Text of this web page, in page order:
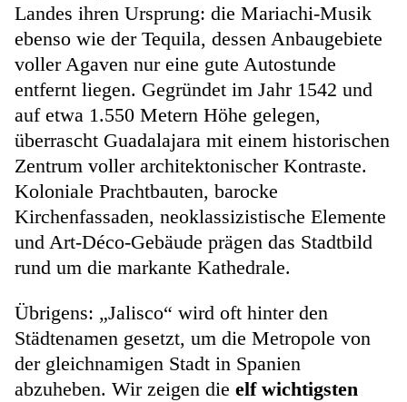
Landes ihren Ursprung: die Mariachi-Musik
ebenso wie der Tequila, dessen Anbaugebiete
voller Agaven nur eine gute Autostunde
entfernt liegen. Gegründet im Jahr 1542 und
auf etwa 1.550 Metern Höhe gelegen,
überrascht Guadalajara mit einem historischen
Zentrum voller architektonischer Kontraste.
Koloniale Prachtbauten, barocke
Kirchenfassaden, neoklassizistische Elemente
und Art-Déco-Gebäude prägen das Stadtbild
rund um die markante Kathedrale.
Übrigens: „Jalisco“ wird oft hinter den
Städtenamen gesetzt, um die Metropole von
der gleichnamigen Stadt in Spanien
abzuheben. Wir zeigen die elf wichtigsten